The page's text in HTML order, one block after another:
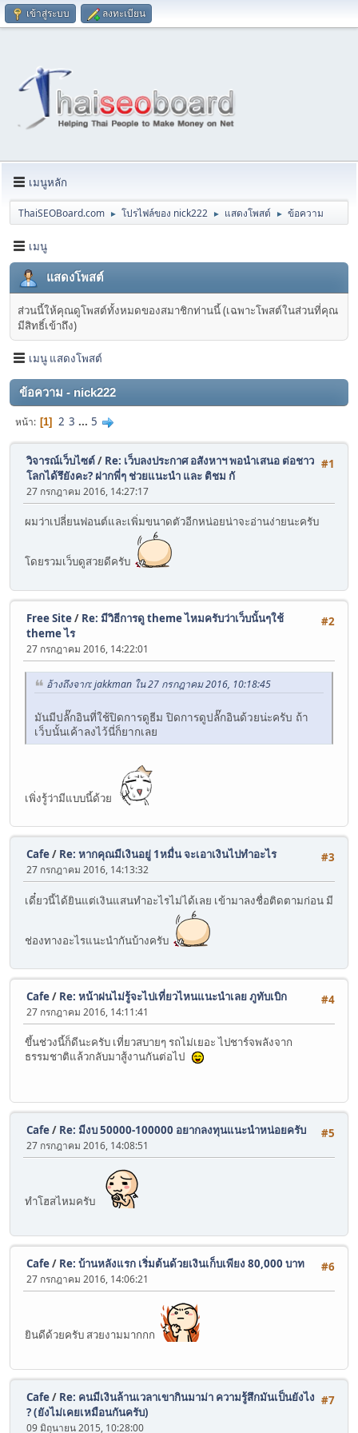
เข้าสู่ระบบ ลงทะเบียน
เมนูหลัก
ThaiSEOBoard.com ► โปรไฟล์ของ nick222 ► แสดงโพสต์ ► ข้อความ
เมนู
แสดงโพสต์
ส่วนนี้ให้คุณดูโพสต์ทั้งหมดของสมาชิกท่านนี้ (เฉพาะโพสต์ในส่วนที่คุณ
มีสิทธิ์เข้าถึง)
เมนู แสดงโพสต์
ข้อความ - nick222
หน้า 1 2 3 ... 5
#1
วิจารณ์เว็บไซต์/ Re: เว็บลงประกาศ อสังหาฯ พอนำเสนอ ต่อชาว
โลกได้รึยังคะ? ฝากพี่ๆ ช่วยแนะนำ และ ติชม กั
27 กรกฎาคม 2016, 14:27:17
ผมว่าเปลี่ยนฟอนต์และเพิ่มขนาดตัวอีกหน่อยน่าจะอ่านง่ายนะครับ
โดยรวมเว็บดูสวยดีครับ
#2
Free Site/ Re: มีวิธีการดู theme ไหมครับว่าเว็บนั้นๆใช้
theme ไร
27 กรกฎาคม 2016, 14:22:01
อ้างถึงจาก: jakkman ใน 27 กรกฎาคม 2016, 10:18:45
มันมีปลั๊กอินที่ใช้ปิดการดูธีม ปิดการดูปลั๊กอินด้วยน่ะครับ ถ้า
เว็บนั้นเค้าลงไว้นี่ก็ยากเลย
เพิ่งรู้ว่ามีแบบนี้ด้วย
#3
Cafe/ Re: หากคุณมีเงินอยู่ 1หมื่น จะเอาเงินไปทำอะไร
27 กรกฎาคม 2016, 14:13:32
เดี๋ยวนี้ได้ยินแต่เงินแสนทำอะไรไม่ได้เลย เข้ามาลงชื่อติดตามก่อน มี
ช่องทางอะไรแนะนำกันบ้างครับ
#4
Cafe/ Re: หน้าฝนไม่รู้จะไปเที่ยวไหนแนะนำเลย ภูทับเบิก
27 กรกฎาคม 2016, 14:11:41
ขึ้นช่วงนี้ก็ดีนะครับ เที่ยวสบายๆ รถไม่เยอะ ไปชาร์จพลังจาก
ธรรมชาติแล้วกลับมาสู้งานกันต่อไป
#5
Cafe/ Re: มีงบ 50000-100000 อยากลงทุนแนะนำหน่อยครับ
27 กรกฎาคม 2016, 14:08:51
ทำโฮสไหมครับ
#6
Cafe/ Re: บ้านหลังแรก เริ่มต้นด้วยเงินเก็บเพียง 80,000 บาท
27 กรกฎาคม 2016, 14:06:21
ยินดีด้วยครับ สวยงามมากกก
#7
Cafe/ Re: คนมีเงินล้านเวลาเขากินมาม่า ความรู้สึกมันเป็นยังไง
? (ยังไม่เคยเหมือนกันครับ)
09 มิถุนายน 2015, 10:28:00